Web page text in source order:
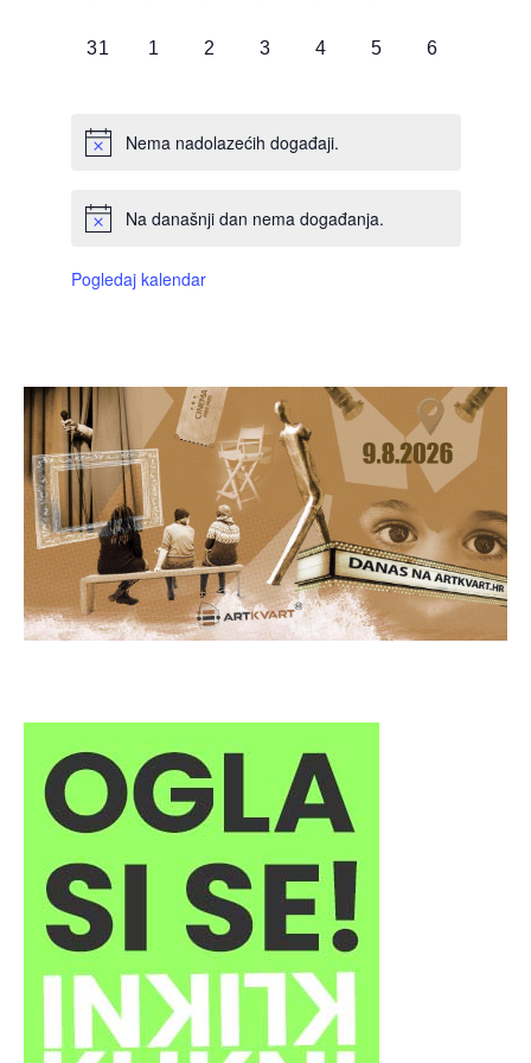
0
31
0
1
0
2
0
3
0
4
0
5
0
6
Nema nadolazećih događaji.
Na današnji dan nema događanja.
Pogledaj kalendar